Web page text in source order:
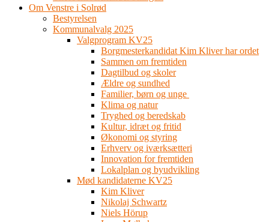
Om Venstre i Solrød
Bestyrelsen
Kommunalvalg 2025
Valgprogram KV25
Borgmesterkandidat Kim Kliver har ordet
Sammen om fremtiden
Dagtilbud og skoler
Ældre og sundhed
Familier, børn og unge
Klima og natur
Tryghed og beredskab
Kultur, idræt og fritid
Økonomi og styring
Erhverv og iværksætteri
Innovation for fremtiden
Lokalplan og byudvikling
Mød kandidaterne KV25
Kim Kliver
Nikolaj Schwartz
Niels Hörup